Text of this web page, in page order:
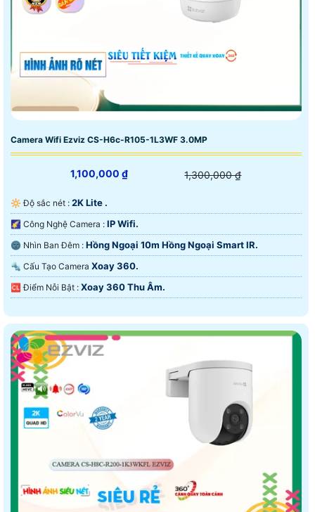
Camera Wifi Ezviz CS-H6c-R105-1L3WF 3.0MP
1,100,000 ₫ 1,300,000 ₫
🔆 Độ sắc nét : 2K Lite .
🌠 Công Nghệ Camera : IP Wifi.
🌚 Nhìn Ban Đêm : Hồng Ngoại 10m Hồng Ngoại Smart IR.
🔩 Cấu Tạo Camera Xoay 360.
️🆑 Điểm Nỗi Bật : Xoay 360 Thu Âm.